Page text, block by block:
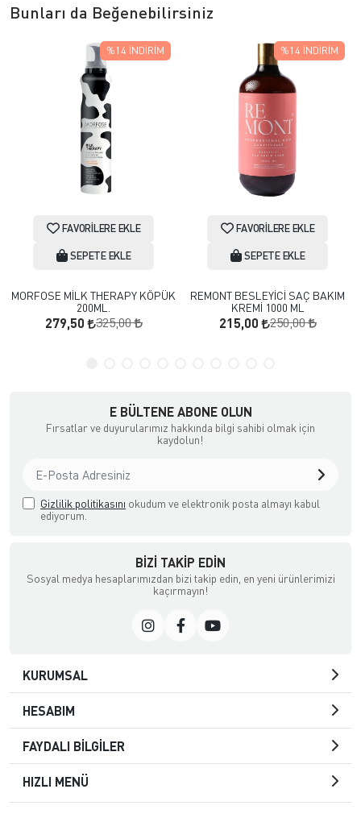
Bunları da Beğenebilirsiniz
FAVORILERE EKLE
SEPETE EKLE
MORFOSE MİLK THERAPY KÖPÜK
200ML.
279,50 325,00
%14 İNDIRIM
FAVORILERE EKLE
SEPETE EKLE
REMONT BESLEYİCİ SAÇ BAKIM
KREMİ 1000 ML
215,00 250,00
%14 İNDIRIM
E BÜLTENE ABONE OLUN
Fırsatlar ve duyurularımız hakkında bilgi sahibi olmak için
kaydolun!
Gizlilik politikasını okudum ve elektronik posta almayı kabul
ediyorum.
BIZI TAKIP EDIN
Sosyal medya hesaplarımızdan bizi takip edin, en yeni ürünlerimizi
kaçırmayın!
KURUMSAL
HESABIM
FAYDALI BİLGİLER
HIZLI MENÜ